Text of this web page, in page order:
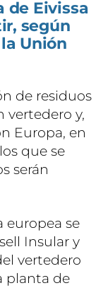
de Eivissa
según
Unión
de residuos
vertedero y,
Europa, en
que se
serán
europea se
Insular y
vertedero
planta de